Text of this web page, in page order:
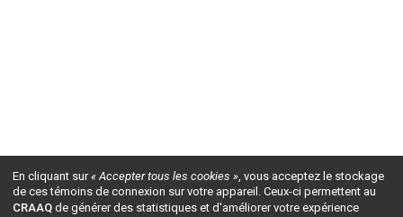
En cliquant sur« Accepter tous les cookies », vous acceptez le stockage
de ces témoins de connexion sur votre appareil. Ceux-ci permettent au
CRAAQ de générer des statistiques et d'améliorer votre expérience